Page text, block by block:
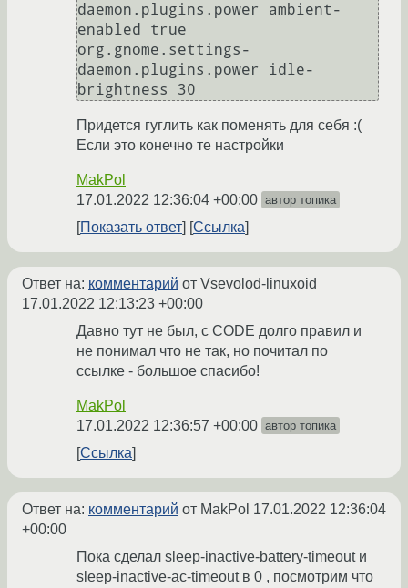
daemon.plugins.power ambient-
enabled true
org.gnome.settings-
daemon.plugins.power idle-
Придется гуглить как поменять для себя :(
Если это конечно те настройки
MakPol
17.01.2022 12:36:04 +00:00 автор топика
Показать ответ Ссылка
Ответ на: комментарий от Vsevolod-linuxoid
17.01.2022 12:13:23 +00:00
Давно тут не был, с CODE долго правил и
не понимал что не так, но почитал по
ссылке - большое спасибо!
MakPol
17.01.2022 12:36:57 +00:00 автор топика
Ссылка
Ответ на: комментарий от MakPol 17.01.2022 12:36:04
+00:00
Пока сделал sleep-inactive-battery-timeout и
sleep-inactive-ac-timeout в 0 , посмотрим что